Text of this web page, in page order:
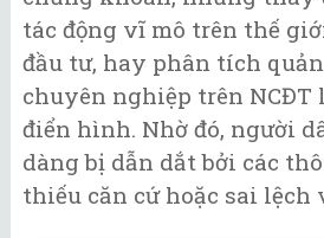
tác động vĩ mô trên thế
đầu tư, hay phân tích
chuyên nghiệp trên
điển hình. Nhờ đó, người
dàng bị dẫn dắt bởi các
thiếu căn cứ hoặc sai lệch